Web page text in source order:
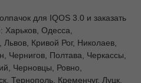
для IQOS 3.0 и заказать
Харьков, Одесса,
Кривой Рог, Николаев,
Чернигов, Полтава, Черкассы,
Черновцы, Ровно,
Тернополь, Кременчуг, Луцк,